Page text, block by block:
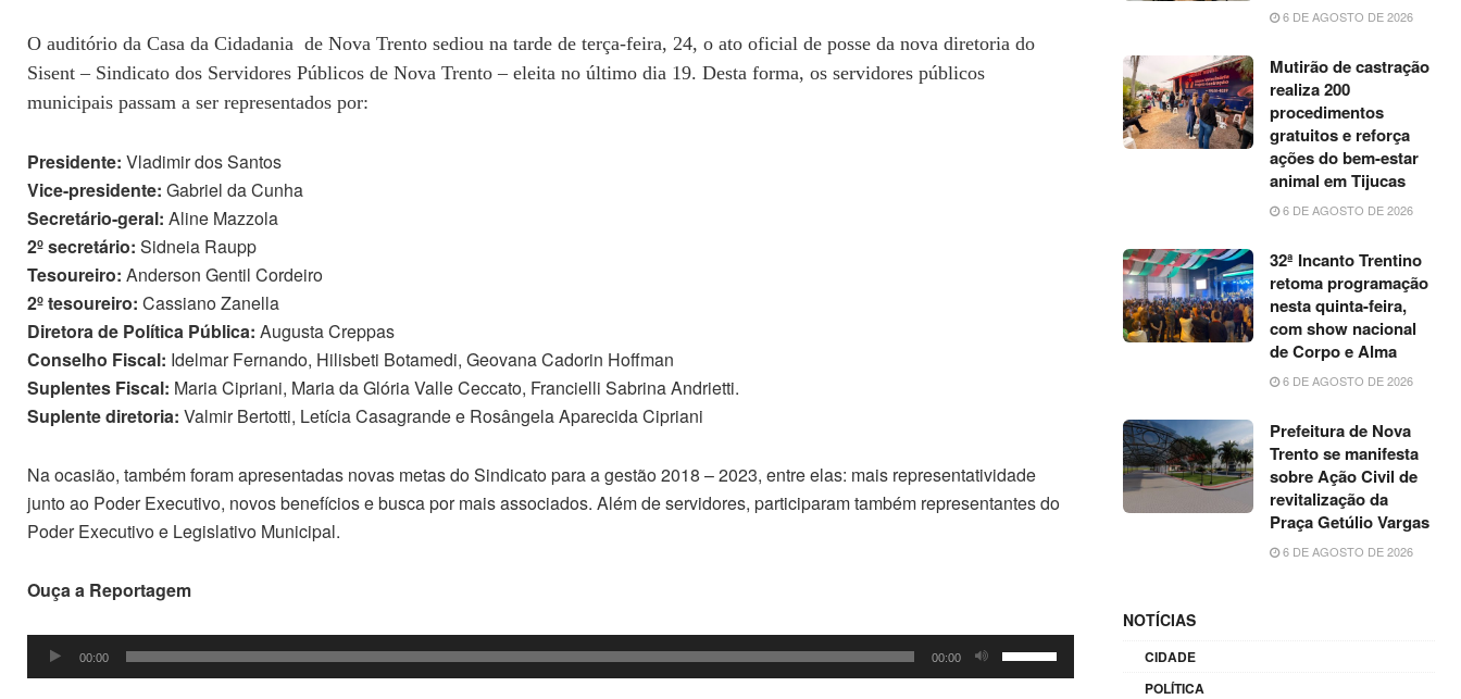
O auditório da Casa da Cidadania de Nova Trento sediou na tarde de terça-feira, 24, o ato oficial de posse da nova diretoria do
Sisent – Sindicato dos Servidores Públicos de Nova Trento – eleita no último dia 19. Desta forma, os servidores públicos
municipais passam a ser representados por:
Presidente: Vladimir dos Santos
Vice-presidente: Gabriel da Cunha
Secretário-geral: Aline Mazzola
2º secretário: Sidneia Raupp
Tesoureiro: Anderson Gentil Cordeiro
2º tesoureiro: Cassiano Zanella
Diretora de Política Pública: Augusta Creppas
Conselho Fiscal: Idelmar Fernando, Hilisbeti Botamedi, Geovana Cadorin Hoffman
Suplentes Fiscal: Maria Cipriani, Maria da Glória Valle Ceccato, Francielli Sabrina Andrietti.
Suplente diretoria: Valmir Bertotti, Letícia Casagrande e Rosângela Aparecida Cipriani
Na ocasião, também foram apresentadas novas metas do Sindicato para a gestão 2018 – 2023, entre elas: mais representatividade
junto ao Poder Executivo, novos benefícios e busca por mais associados. Além de servidores, participaram também representantes do
Poder Executivo e Legislativo Municipal.
Ouça a Reportagem
Tocador
de
00:00 00:00
as
6 DE AGOSTO DE 2026
Mutirão de castração
realiza 200
procedimentos
gratuitos e reforça
ações do bem-estar
animal em Tijucas
6 DE AGOSTO DE 2026
32ª Incanto Trentino
retoma programação
nesta quinta-feira,
com show nacional
de Corpo e Alma
6 DE AGOSTO DE 2026
Prefeitura de Nova
Trento se manifesta
sobre Ação Civil de
revitalização da
Praça Getúlio Vargas
6 DE AGOSTO DE 2026
NOTÍCIAS
CIDADE
POLÍTICA